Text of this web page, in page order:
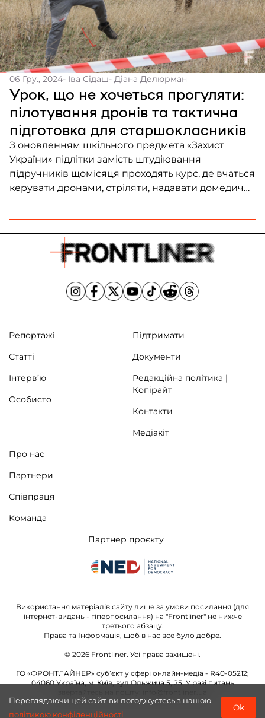
Переглядаючи цей сайт, ви погоджуєтесь з нашою
політикою конфіденційності
Ok
06 Гру., 2024- Іва Сідаш- Діана Делюрман
Урок, що не хочеться прогуляти:
пілотування дронів та тактична
підготовка для старшокласників
З оновленням шкільного предмета «Захист
України» підлітки замість штудіювання
підручників щомісяця проходять курс, де вчаться
керувати дронами, стріляти, надавати домедичну
центри національно-патріотичного виховання.
Як відбувається урок «Захист України» у різних
областях України – у фоторепортажі.
Репортажі
Статті
Інтерв’ю
Особисто
Підтримати
Документи
Редакційна політика |
Копірайт
Контакти
Медіакіт
Про нас
Партнери
Співпраця
Команда
Партнер проєкту
Використання матеріалів сайту лише за умови посилання (для
інтернет-видань - гіперпосилання) на "Frontliner" не нижче
третього абзацу.
Права та Інформація, щоб в нас все було добре.
© 2026 Frontliner. Усі права захищені.
ГО «ФРОНТЛАЙНЕР» суб’єкт у сфері онлайн-медіа - R40-05212;
04060 Україна, м. Київ, вул.Ольжича 5, 25. У разі питань